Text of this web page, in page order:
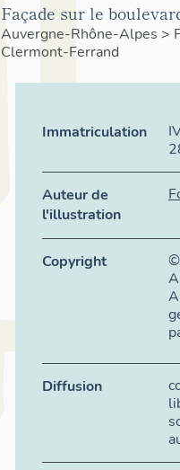
Façade sur le
Auvergne-Rhône-Alpes >
Clermont-Ferrand
Immatriculation
Auteur de
l'illustration
Copyright
Diffusion